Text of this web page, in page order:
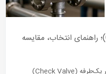
شیر یک‌طرفه (Check Valve)؛ راهنمای انتخاب، مقایسه
شیر یک‌طرفه (Check Valve) شیر یک‌طرفه (Check Valve)